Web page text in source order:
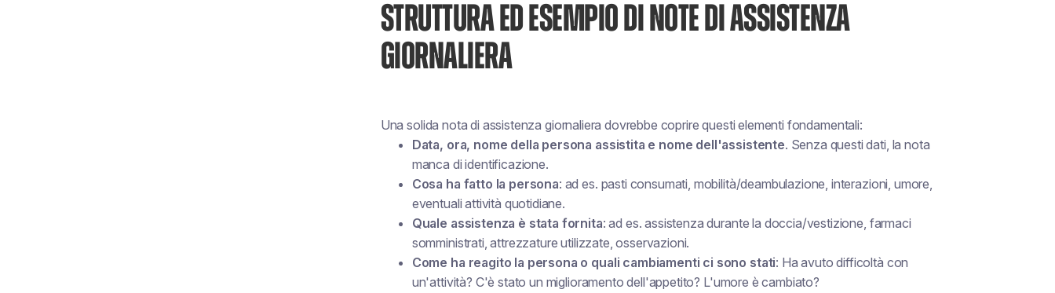
STRUTTURA ED ESEMPIO DI NOTE DI ASSISTENZA
GIORNALIERA
Una solida nota di assistenza giornaliera dovrebbe coprire questi elementi fondamentali:
Data, ora, nome della persona assistita e nome dell'assistente. Senza questi dati, la nota
manca di identificazione.
Cosa ha fatto la persona: ad es. pasti consumati, mobilità/deambulazione, interazioni, umore,
eventuali attività quotidiane.
Quale assistenza è stata fornita: ad es. assistenza durante la doccia/vestizione, farmaci
somministrati, attrezzature utilizzate, osservazioni.
Come ha reagito la persona o quali cambiamenti ci sono stati: Ha avuto difficoltà con
un'attività? C'è stato un miglioramento dell'appetito? L'umore è cambiato?